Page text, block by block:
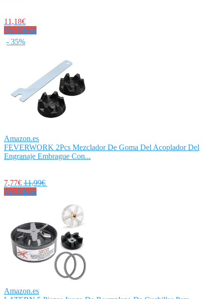
11,18€
Ver Oferta
- 35%
Amazon.es
FEVERWORK 2Pcs Mezclador De Goma Del Acoplador Del
Engranaje Embrague Con...
7,77€ 11,99€
Ver Oferta
Amazon.es